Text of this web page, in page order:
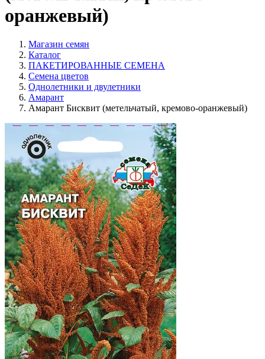
оранжевый)
Магазин семян
Каталог
ПАКЕТИРОВАННЫЕ СЕМЕНА
Семена цветов
Однолетники и двулетники
Амарант
Амарант Бисквит (метельчатый, кремово-оранжевый)